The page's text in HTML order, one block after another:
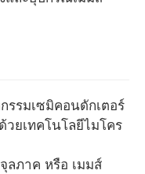
รรมเซมิคอนดักเตอร์
วยเทคโนโลยีไมโคร
ลภาค หรือ เมมส์